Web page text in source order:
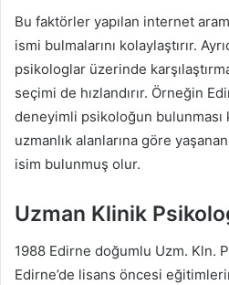
Bu faktörler yapılan internet
ismi bulmalarını kolaylaştırır.
psikologlar üzerinde
seçimi de hızlandırır. Örneğin
deneyimli psikoloğun bulunması
uzmanlık alanlarına göre
isim bulunmuş olur.
Uzman Klinik
1988 Edirne doğumlu Uzm. Kln.
Edirne’de lisans öncesi